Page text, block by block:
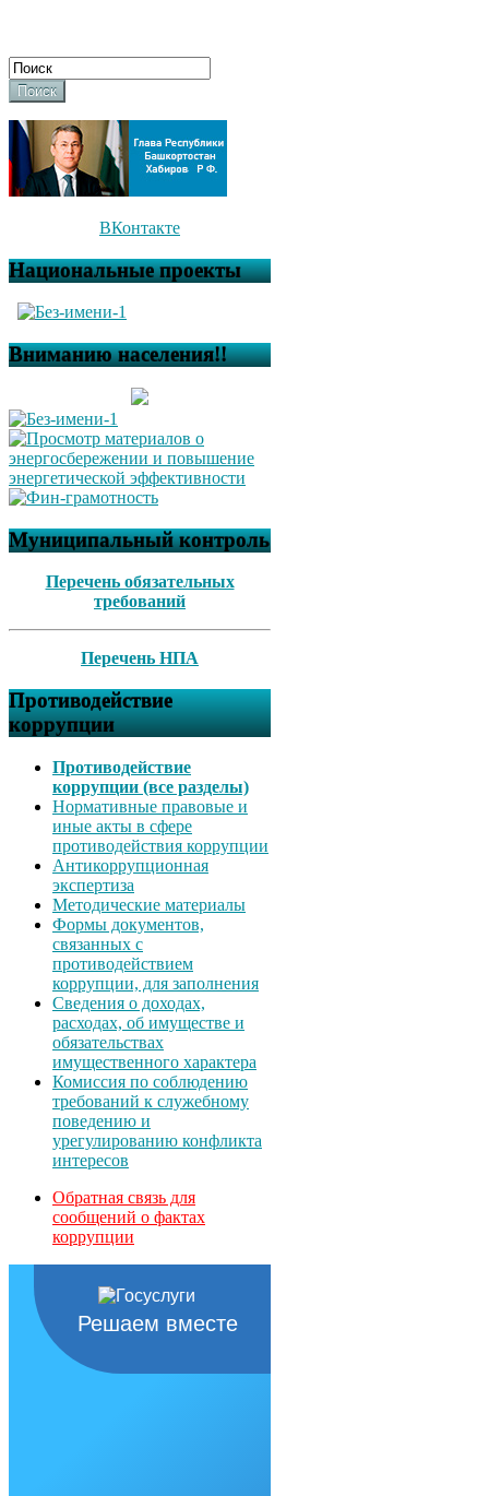
Поиск
ВКонтакте
Национальные проекты
Вниманию населения!!
Муниципальный контроль
Перечень обязательных
требований
Перечень НПА
Противодействие
коррупции
Противодействие
коррупции (все разделы)
Нормативные правовые и
иные акты в сфере
противодействия коррупции
Антикоррупционная
экспертиза
Методические материалы
Формы документов,
связанных с
противодействием
коррупции, для заполнения
Сведения о доходах,
расходах, об имуществе и
обязательствах
имущественного характера
Комиссия по соблюдению
требований к служебному
поведению и
урегулированию конфликта
интересов
Обратная связь для
сообщений о фактах
коррупции
Решаем вместе